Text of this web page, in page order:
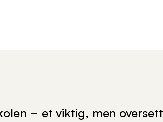
− et viktig, men oversett